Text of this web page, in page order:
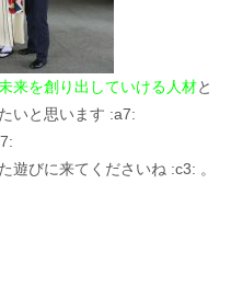
来を創り出していける人材と
いと思います :a7:
遊びに来てくださいね :c3: 。